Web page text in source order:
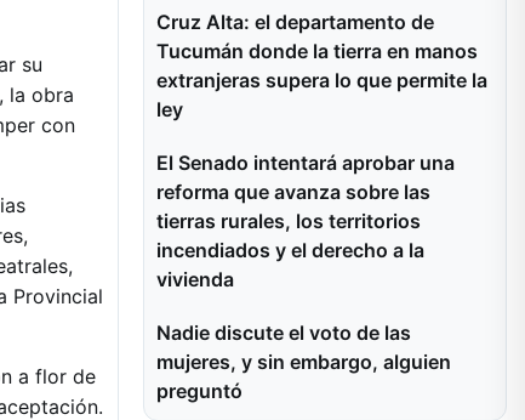
su
la obra
con
Provincial
a flor de
Cruz Alta: el departamento de
Tucumán donde la tierra en manos
extranjeras supera lo que permite la
ley
El Senado intentará aprobar una
reforma que avanza sobre las
tierras rurales, los territorios
incendiados y el derecho a la
vivienda
Nadie discute el voto de las
mujeres, y sin embargo, alguien
preguntó